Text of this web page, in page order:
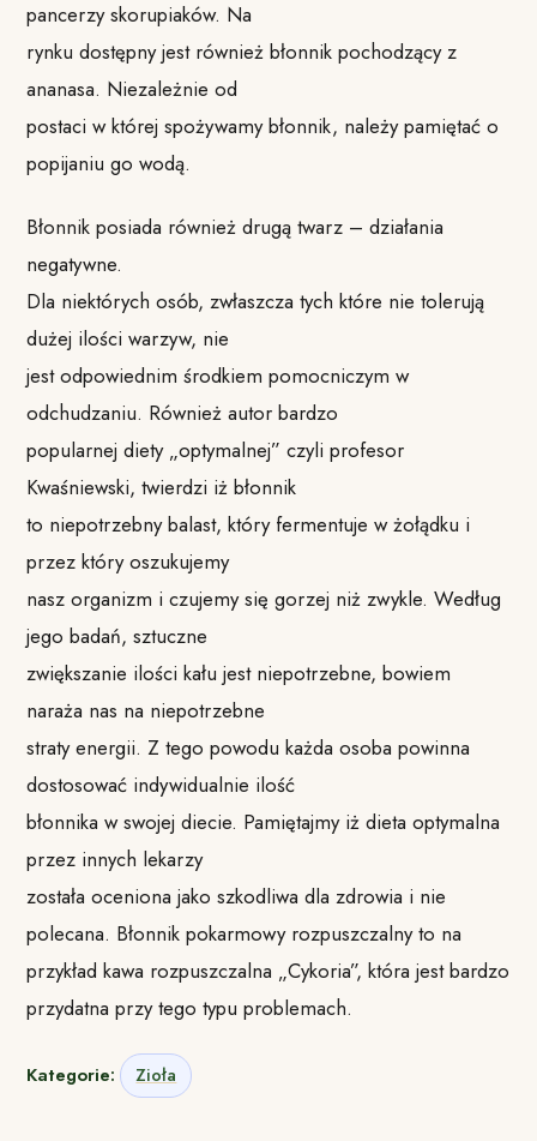
pancerzy skorupiaków. Na
rynku dostępny jest również błonnik pochodzący z
ananasa. Niezależnie od
postaci w której spożywamy błonnik, należy pamiętać o
popijaniu go wodą.
Błonnik posiada również drugą twarz – działania
negatywne.
Dla niektórych osób, zwłaszcza tych które nie tolerują
dużej ilości warzyw, nie
jest odpowiednim środkiem pomocniczym w
odchudzaniu. Również autor bardzo
popularnej diety „optymalnej” czyli profesor
Kwaśniewski, twierdzi iż błonnik
to niepotrzebny balast, który fermentuje w żołądku i
przez który oszukujemy
nasz organizm i czujemy się gorzej niż zwykle. Według
jego badań, sztuczne
zwiększanie ilości kału jest niepotrzebne, bowiem
naraża nas na niepotrzebne
straty energii. Z tego powodu każda osoba powinna
dostosować indywidualnie ilość
błonnika w swojej diecie. Pamiętajmy iż dieta optymalna
przez innych lekarzy
została oceniona jako szkodliwa dla zdrowia i nie
polecana. Błonnik pokarmowy rozpuszczalny to na
przykład kawa rozpuszczalna „Cykoria”, która jest bardzo
przydatna przy tego typu problemach.
Kategorie: Zioła